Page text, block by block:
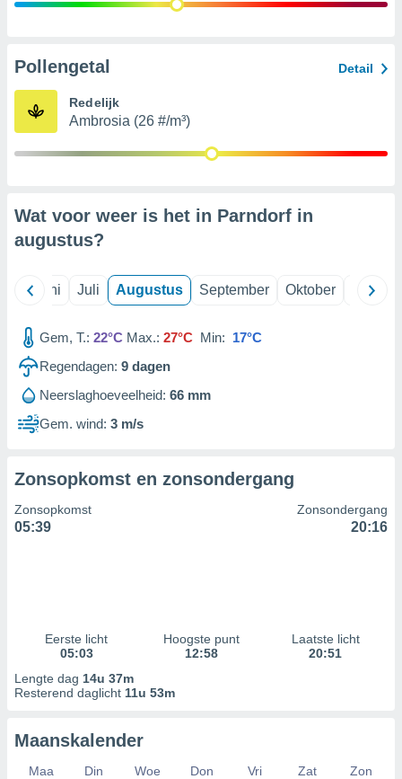
Pollengetal Detail
Redelijk
Ambrosia (26 #/m³)
Wat voor weer is het in Parndorf in
augustus?
Juni Juli Augustus September Oktober
Gem, T.: 22°C Max.: 27°C Min: 17°C
Regendagen: 9 dagen
Neerslaghoeveelheid: 66 mm
Gem. wind: 3 m/s
Zonsopkomst en zonsondergang
Zonsopkomst
05:39
Zonsondergang
20:16
Eerste licht
05:03
Hoogste punt
12:58
Laatste licht
20:51
Lengte dag 14u 37m
Resterend daglicht 11u 53m
Maanskalender
Maa Din Woe Don Vri Zat
Zon